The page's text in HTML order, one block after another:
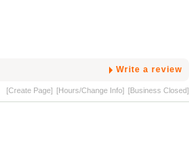
Write a review
[Create Page] [Hours/Change Info] [Business Closed]